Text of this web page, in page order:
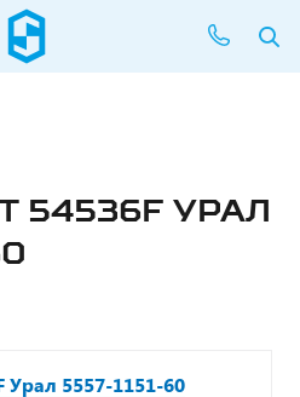
54536F УРАЛ
5557-1151-60